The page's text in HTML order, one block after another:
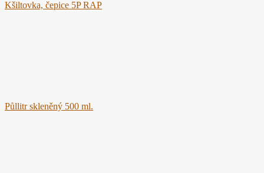
Kšiltovka, čepice 5P RAP
Půllitr skleněný 500 ml.